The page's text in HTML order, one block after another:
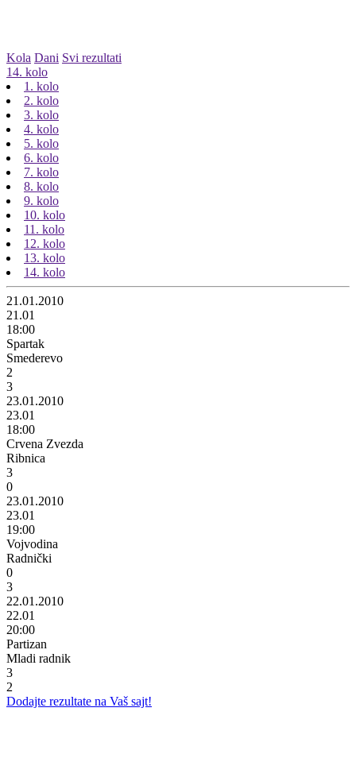
Kola Dani Svi rezultati
14. kolo
1. kolo
2. kolo
3. kolo
4. kolo
5. kolo
6. kolo
7. kolo
8. kolo
9. kolo
10. kolo
11. kolo
12. kolo
13. kolo
14. kolo
21.01.2010
21.01
18:00
Spartak
Smederevo
2
3
23.01.2010
23.01
18:00
Crvena Zvezda
Ribnica
3
0
23.01.2010
23.01
19:00
Vojvodina
Radnički
0
3
22.01.2010
22.01
20:00
Partizan
Mladi radnik
3
2
Dodajte rezultate na Vaš sajt!